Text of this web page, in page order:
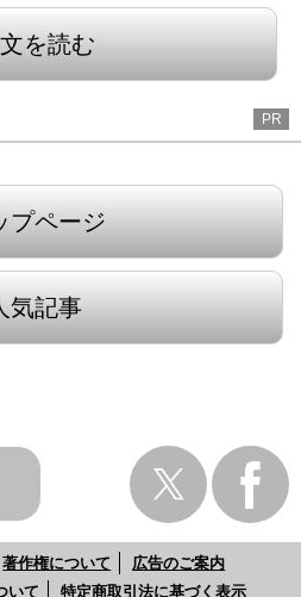
を読む
PR
プページ
気記事
著作権について
広告のご案内
いて
特定商取引法に基づく表示